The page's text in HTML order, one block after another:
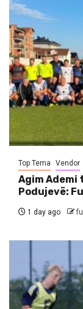
Top Tema Vendor
Agim
Podujevë:
1 day ago